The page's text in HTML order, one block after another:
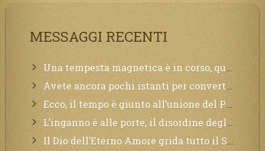
MESSAGGI RECENTI
Una tempesta magnetica è in corso, questa generazione patirà. Il black out non tarderà ad arrivare e tutta la Terra sarà oscurata.
Avete ancora pochi istanti per convertirvi, non perdete tempo, la sciagura arriverà all’improvviso e per chi non si sarà preparato saranno dolori.
Ecco, il tempo è giunto all’unione del Padre con il figlio, non avete che da attendere pochissimo.
L’inganno è alle porte, il disordine degli ordinati urlerà perdono, ma sarà troppo tardi, il tradimento è stato grande!
Il Dio dell’Eterno Amore grida tutto il Suo bene per i Suoi,richiama a Sé i lontani, affinché si pentano e tornino a Lui: